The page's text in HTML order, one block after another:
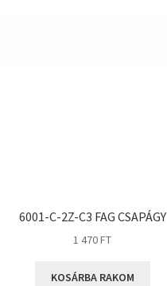
6001-C-2Z-C3 FAG CSAPÁGY
1 470FT
KOSÁRBA RAKOM